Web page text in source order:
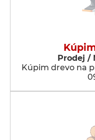
Prodej /
Kúpim drevo na